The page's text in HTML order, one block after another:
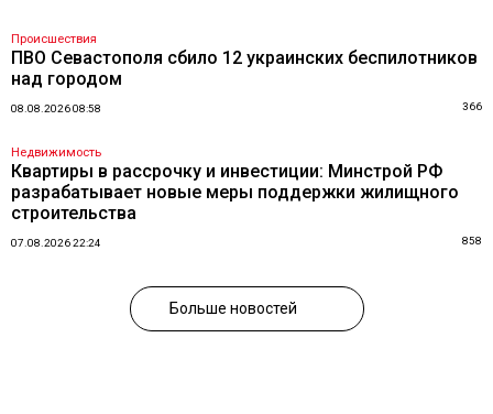
Происшествия
ПВО Севастополя сбило 12 украинских беспилотников
над городом
08.08.2026 08:58 366
Недвижимость
Квартиры в рассрочку и инвестиции: Минстрой РФ
разрабатывает новые меры поддержки жилищного
строительства
07.08.2026 22:24 858
Больше новостей